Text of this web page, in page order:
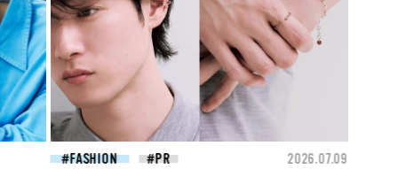
FASHION 2026.07.09